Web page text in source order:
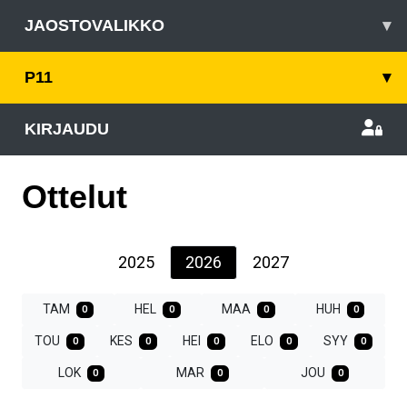
JAOSTOVALIKKO ▾
P11 ▾
KIRJAUDU
Ottelut
2025 2026 2027
TAM 0 HEL 0 MAA 0 HUH 0
TOU 0 KES 0 HEI 0 ELO 0 SYY 0
LOK 0 MAR 0 JOU 0